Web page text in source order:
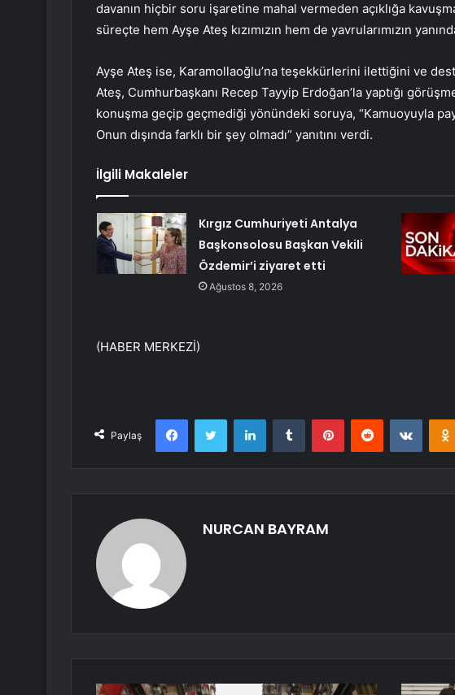
davanın hiçbir soru işaretine mahal vermeden açıklığa
süreçte hem Ayşe Ateş kızımızın hem de yavrularımızın
Ayşe Ateş ise, Karamollaoğlu’na teşekkürlerini ilettiğini ve
Ateş, Cumhurbaşkanı Recep Tayyip Erdoğan’la yaptığı
konuşma geçip geçmediği yönündeki soruya, “Kamuoyuyla
Onun dışında farklı bir şey olmadı” yanıtını verdi.
İlgili Makaleler
Kırgız Cumhuriyeti Antalya
Başkonsolosu Başkan Vekili
Özdemir’i ziyaret etti
Ağustos 8, 2026
(HABER MERKEZİ)
Paylaş
FacebookTwitter LinkedInTumblr PinterestReddit
NURCAN BAYRAM